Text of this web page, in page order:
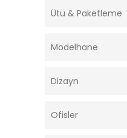
Ütü & Paketleme
Modelhane
Dizayn
Ofisler